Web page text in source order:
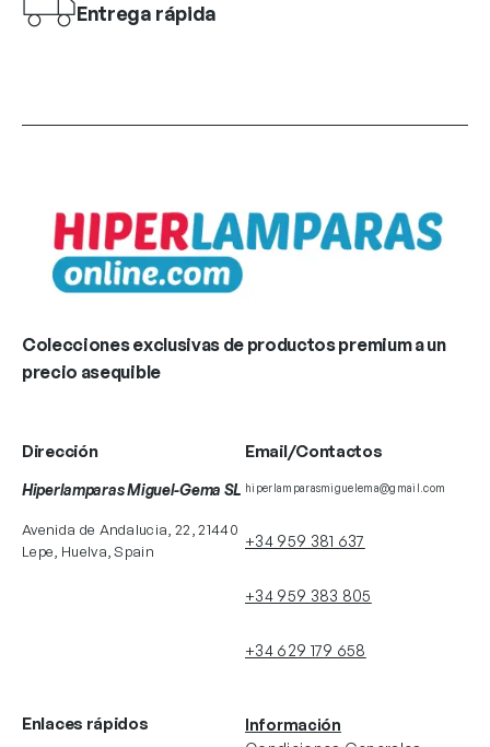
Entrega rápida
Colecciones exclusivas de productos premium a un
precio asequible
Dirección
Hiperlamparas Miguel-Gema SL
Avenida de Andalucia, 22, 21440
Lepe, Huelva, Spain
Email/Contactos
hiperlamparasmiguelema@gmail.com
+34 959 381 637
+34 959 383 805
+34 629 179 658
Enlaces rápidos
Información